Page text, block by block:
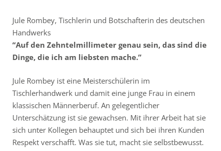
Jule Rombey, Tischlerin und Botschafterin des deutschen
Handwerks
“Auf den Zehntelmillimeter genau sein, das sind die
Dinge, die ich am liebsten mache.”
Jule Rombey ist eine Meisterschülerin im
Tischlerhandwerk und damit eine junge Frau in einem
klassischen Männerberuf. An gelegentlicher
Unterschätzung ist sie gewachsen. Mit ihrer Arbeit hat sie
sich unter Kollegen behauptet und sich bei ihren Kunden
Respekt verschafft. Was sie tut, macht sie selbstbewusst.